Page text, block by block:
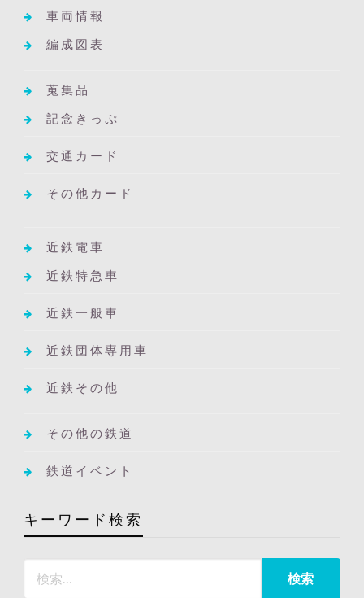
車両情報
編成図表
蒐集品
記念きっぷ
交通カード
その他カード
近鉄電車
近鉄特急車
近鉄一般車
近鉄団体専用車
近鉄その他
その他の鉄道
鉄道イベント
キーワード検索